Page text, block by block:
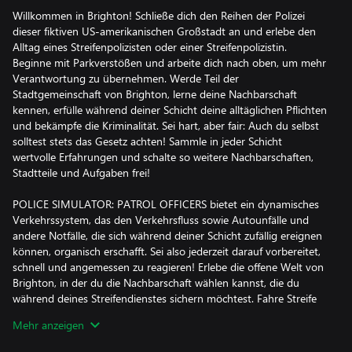
Willkommen in Brighton! Schließe dich den Reihen der Polizei
dieser fiktiven US-amerikanischen Großstadt an und erlebe den
Alltag eines Streifenpolizisten oder einer Streifenpolizistin.
Beginne mit Parkverstößen und arbeite dich nach oben, um mehr
Verantwortung zu übernehmen. Werde Teil der
Stadtgemeinschaft von Brighton, lerne deine Nachbarschaft
kennen, erfülle während deiner Schicht deine alltäglichen Pflichten
und bekämpfe die Kriminalität. Sei hart, aber fair: Auch du selbst
solltest stets das Gesetz achten! Sammle in jeder Schicht
wertvolle Erfahrungen und schalte so weitere Nachbarschaften,
Stadtteile und Aufgaben frei!
POLICE SIMULATOR: PATROL OFFICERS bietet ein dynamisches
Verkehrssystem, das den Verkehrsfluss sowie Autounfälle und
andere Notfälle, die sich während deiner Schicht zufällig ereignen
können, organisch erschafft. Sei also jederzeit darauf vorbereitet,
schnell und angemessen zu reagieren! Erlebe die offene Welt von
Brighton, in der du die Nachbarschaft wählen kannst, die du
während deines Streifendienstes sichern möchtest. Fahre Streife
Nachbarschaften umfassen. Jede Nachbarschaft versprüht ein
Mehr anzeigen